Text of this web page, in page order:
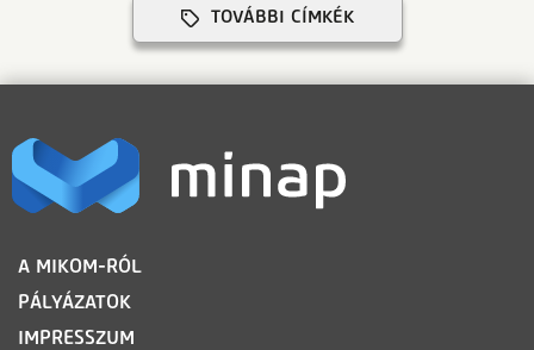
TOVÁBBI CÍMKÉK
LÁBLÉC
A MIKOM-RÓL
PÁLYÁZATOK
IMPRESSZUM